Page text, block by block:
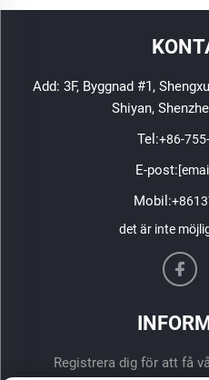
Add: 3F, Byggnad #1,
Shiyan,
Tel:+86-
E-post:
Mobil:
det är inte
Registrera dig för att få